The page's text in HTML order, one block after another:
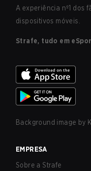
A experiência nº1 dos
dispositivos móveis.
Strafe, tudo em
Background image by
EMPRESA
Sobre a Strafe